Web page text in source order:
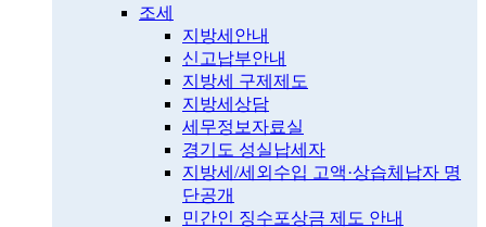
조세
지방세안내
신고납부안내
지방세 구제제도
지방세상담
세무정보자료실
경기도 성실납세자
지방세/세외수입 고액·상습체납자 명
단공개
민간인 징수포상금 제도 안내